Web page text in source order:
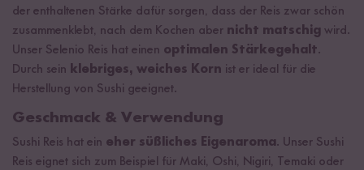
der enthaltenen Stärke dafür sorgen, dass der Reis zwar schön
zusammenklebt, nach dem Kochen aber nicht matschig wird.
Unser Selenio Reis hat einen optimalen Stärkegehalt.
Durch sein klebriges, weiches Korn ist er ideal für die
Herstellung von Sushi geeignet.
Geschmack & Verwendung
Sushi Reis hat ein eher süßliches Eigenaroma. Unser Sushi
Reis eignet sich zum Beispiel für Maki, Oshi, Nigiri, Temaki oder